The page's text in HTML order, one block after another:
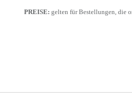
PREISE: gelten für Bestellungen, die